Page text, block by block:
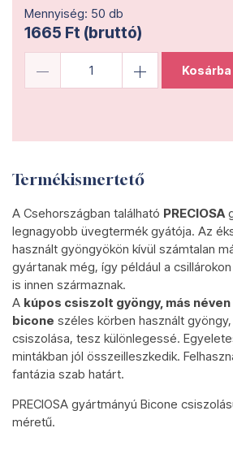
Mennyiség: 50 db
1665 Ft (bruttó)
Kosárba
Termékismertető
A Csehországban található PRECIOSA
legnagyobb üvegtermék gyátója. Az
használt gyöngyökön kívül számtalan
gyártanak még, így például a
is innen származnak.
A kúpos csiszolt gyöngy, más néven
bicone széles körben használt
csiszolása, tesz különlegessé.
mintákban jól összeilleszkedik.
fantázia szab határt.
PRECIOSA gyártmányú Bicone
méretű.